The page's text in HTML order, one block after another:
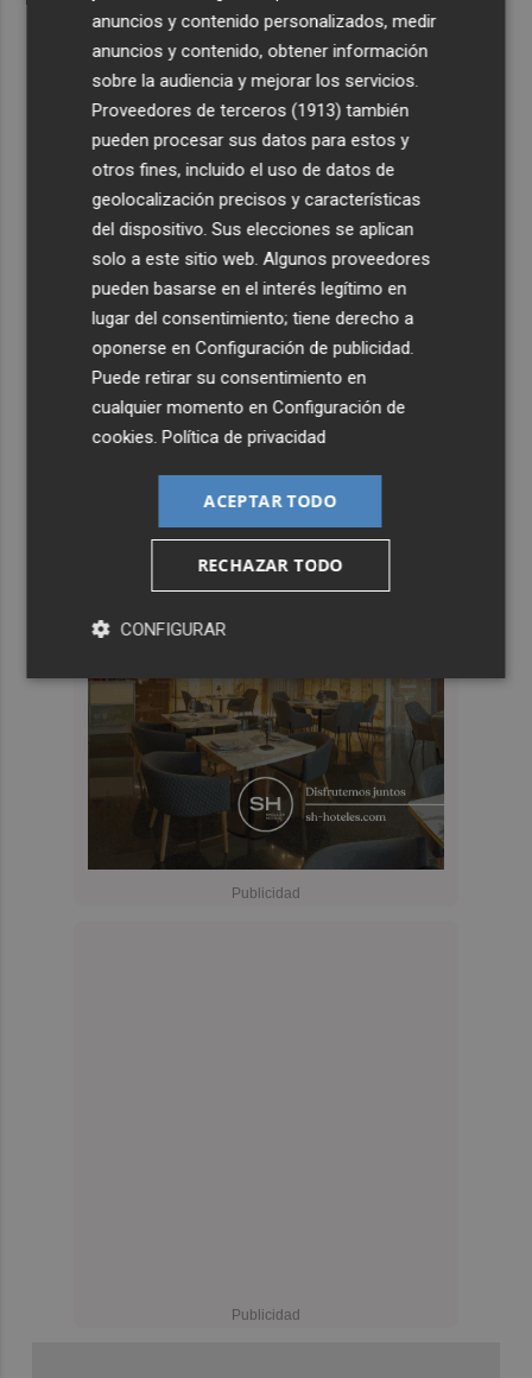
anuncios y contenido personalizados, medir
anuncios y contenido, obtener información
sobre la audiencia y mejorar los servicios.
Proveedores de terceros (1913) también
pueden procesar sus datos para estos y
otros fines, incluido el uso de datos de
geolocalización precisos y características
del dispositivo. Sus elecciones se aplican
solo a este sitio web. Algunos proveedores
pueden basarse en el interés legítimo en
lugar del consentimiento; tiene derecho a
oponerse enConfiguración de publicidad.
Puede retirar su consentimiento en
cualquier momento enConfiguración de
cookies.Política de privacidad
ACEPTAR TODO
RECHAZAR TODO
CONFIGURAR